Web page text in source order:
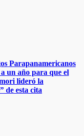
Parapanamericanos
un año para que el
lideró la
de esta cita